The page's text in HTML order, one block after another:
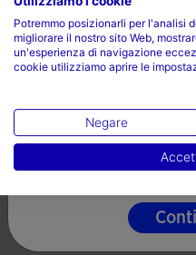
Leggings Superman Warner Bros
25,00 €
49,99 €label.price.to
Scegli il tuo
Potremmo posizionarli per l'analisi
migliorare il nostro sito Web,
un'esperienza di navigazione
cookie utilizziamo aprire le
Negare